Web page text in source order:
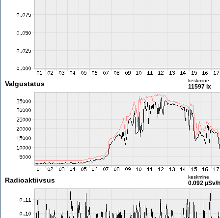
Valgustatus keskmine
11597 lx
Radioaktiivsus keskmine
0.092 µSv/h